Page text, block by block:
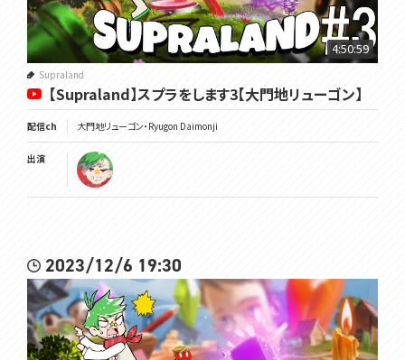
4:50:59
Supraland
【Supraland】スプラをします3【大門地リューゴン】
配信ch 大門地リューゴン・Ryugon Daimonji
出演
2023/12/6 19:30